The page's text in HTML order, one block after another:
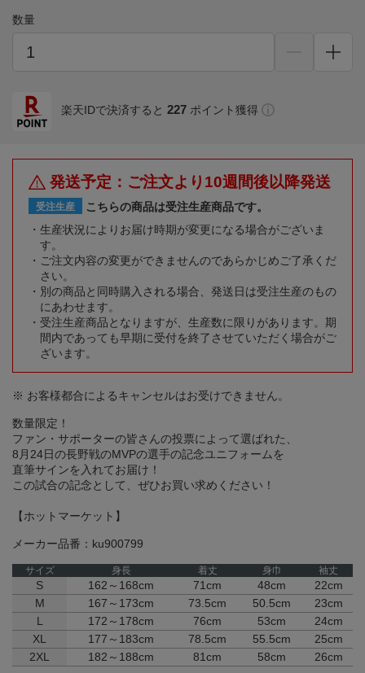
数量
楽天IDで決済すると 227 ポイント獲得
発送予定：ご注文より10週間後以降発送
受注生産
こちらの商品は受注生産商品です。
生産状況によりお届け時期が変更になる場合がございま
す。
ご注文内容の変更ができませんのであらかじめご了承くだ
さい。
別の商品と同時購入される場合、発送日は受注生産のもの
にあわせます。
受注生産商品となりますが、生産数に限りがあります。期
間内であっても早期に受付を終了させていただく場合がご
ざいます。
※ お客様都合によるキャンセルはお受けできません。
数量限定！
ファン・サポーターの皆さんの投票によって選ばれた、
8月24日の長野戦のMVPの選手の記念ユニフォームを
直筆サインを入れてお届け！
この試合の記念として、ぜひお買い求めください！
【ホットマーケット】
メーカー品番：ku900799
サイズ 身長 着丈 身巾 袖丈
S 162～168cm 71cm 48cm
22cm
M
167～173cm 73.5cm 50.5cm
23cm
L
172～178cm 76cm 53cm
24cm
XL
177～183cm 78.5cm 55.5cm
25cm
2XL
182～188cm 81cm 58cm 26cm